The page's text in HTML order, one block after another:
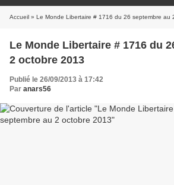
Accueil » Le Monde Libertaire # 1716 du 26 septembre au
Le Monde Libertaire # 1716 du
2 octobre 2013
Publié le 26/09/2013 à 17:42
Par anars56